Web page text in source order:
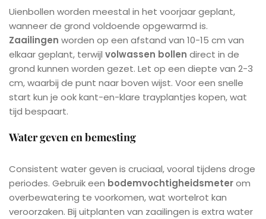
Uienbollen worden meestal in het voorjaar geplant,
wanneer de grond voldoende opgewarmd is.
Zaailingen worden op een afstand van 10-15 cm van
elkaar geplant, terwijl volwassen bollen direct in de
grond kunnen worden gezet. Let op een diepte van 2-3
cm, waarbij de punt naar boven wijst. Voor een snelle
start kun je ook kant-en-klare trayplantjes kopen, wat
tijd bespaart.
Water geven en bemesting
Consistent water geven is cruciaal, vooral tijdens droge
periodes. Gebruik een bodemvochtigheidsmeterom
overbewatering te voorkomen, wat wortelrot kan
veroorzaken. Bij uitplanten van zaailingen is extra water